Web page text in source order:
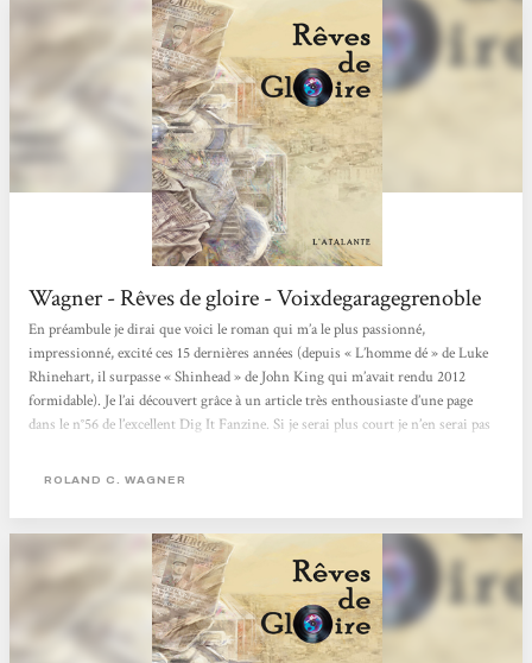
Wagner - Rêves de gloire - Voixdegaragegrenoble
En préambule je dirai que voici le roman qui m’a le plus passionné,
impressionné, excité ces 15 dernières années (depuis « L’homme dé » de Luke
Rhinehart, il surpasse « Shinhead » de John King qui m’avait rendu 2012
formidable). Je l’ai découvert grâce à un article très enthousiaste d’une page
dans le n°56 de l’excellent Dig It Fanzine. Si je serai plus court je n’en serai pas
‘uchronie Rock’ (mais bien sûr tellement plus que ça) où,...
ROLAND C. WAGNER